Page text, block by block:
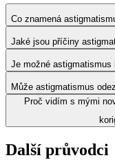
Co znamená
Jaké jsou příčiny
Je možné astigmatismus
Může astigmatismus
Proč vidím s mými
Další průvodci